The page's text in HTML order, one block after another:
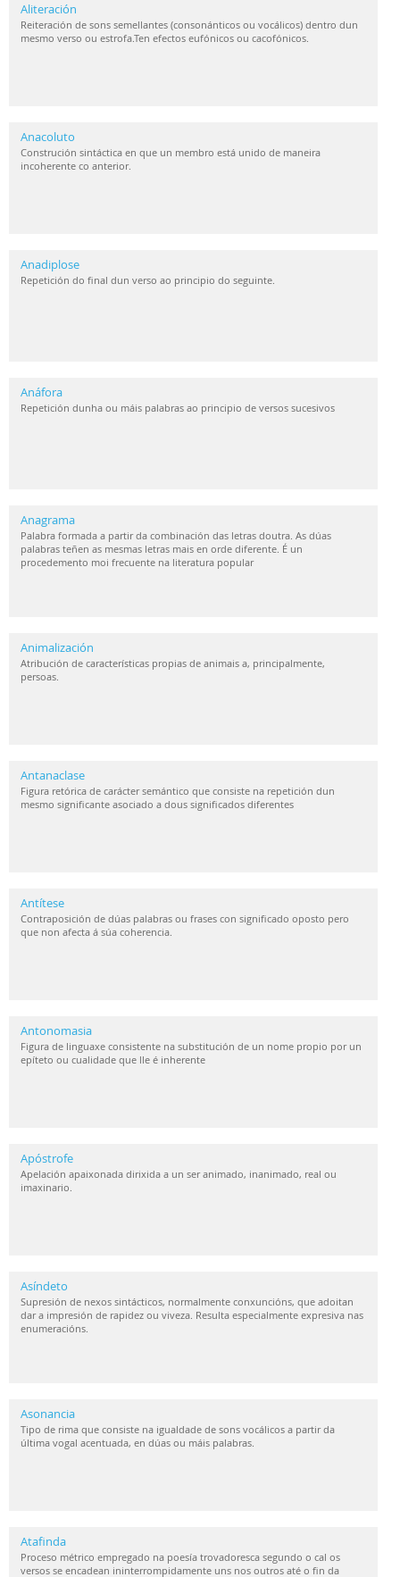
Aliteración
Reiteración de sons semellantes (consonánticos ou vocálicos) dentro dun
mesmo verso ou estrofa.Ten efectos eufónicos ou cacofónicos.
Anacoluto
Construción sintáctica en que un membro está unido de maneira
incoherente co anterior.
Anadiplose
Repetición do final dun verso ao principio do seguinte.
Anáfora
Repetición dunha ou máis palabras ao principio de versos sucesivos
Anagrama
Palabra formada a partir da combinación das letras doutra. As dúas
palabras teñen as mesmas letras mais en orde diferente. É un
procedemento moi frecuente na literatura popular
Animalización
Atribución de características propias de animais a, principalmente,
persoas.
Antanaclase
Figura retórica de carácter semántico que consiste na repetición dun
mesmo significante asociado a dous significados diferentes
Antítese
Contraposición de dúas palabras ou frases con significado oposto pero
que non afecta á súa coherencia.
Antonomasia
Figura de linguaxe consistente na substitución de un nome propio por un
epíteto ou cualidade que lle é inherente
Apóstrofe
Apelación apaixonada dirixida a un ser animado, inanimado, real ou
imaxinario.
Asíndeto
Supresión de nexos sintácticos, normalmente conxuncións, que adoitan
dar a impresión de rapidez ou viveza. Resulta especialmente expresiva nas
enumeracións.
Asonancia
Tipo de rima que consiste na igualdade de sons vocálicos a partir da
última vogal acentuada, en dúas ou máis palabras.
Atafinda
Proceso métrico empregado na poesía trovadoresca segundo o cal os
versos se encadean ininterrompidamente uns nos outros até o fin da